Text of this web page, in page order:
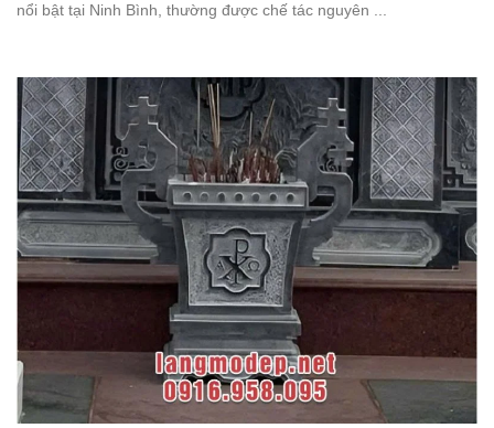
nổi bật tại Ninh Bình, thường được chế tác nguyên ...